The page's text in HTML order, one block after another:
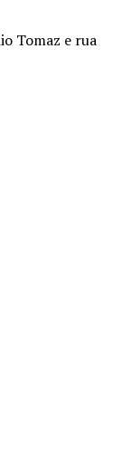
Tomaz e rua